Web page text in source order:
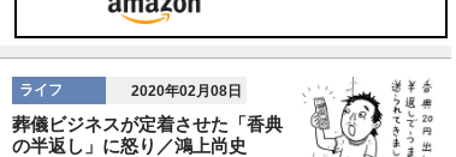
ライフ 2020年02月08日
葬儀ビジネスが定着させた「香典
の半返し」に怒り／鴻上尚史